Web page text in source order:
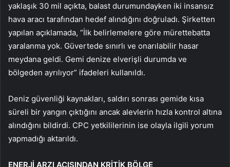
yaklaşık 30 mil açıkta, balast durumundayken iki insansız
hava aracı tarafından hedef alındığını doğruladı. Şirketten
yapılan açıklamada, “İlk belirlemelere göre mürettebatta
yaralanma yok. Güvertede sınırlı ve onarılabilir hasar
meydana geldi. Gemi denize elverişli durumda ve
bölgeden ayrılıyor” ifadeleri kullanıldı.
Deniz güvenliği kaynakları, saldırı sonrası gemide kısa
süreli bir yangın çıktığını ancak alevlerin hızla kontrol altına
alındığını bildirdi. CPC yetkililerinin ise olayla ilgili yorum
yapmadığı aktarıldı.
ENERJİ ARZI AÇISINDAN KRİTİK BÖLGE